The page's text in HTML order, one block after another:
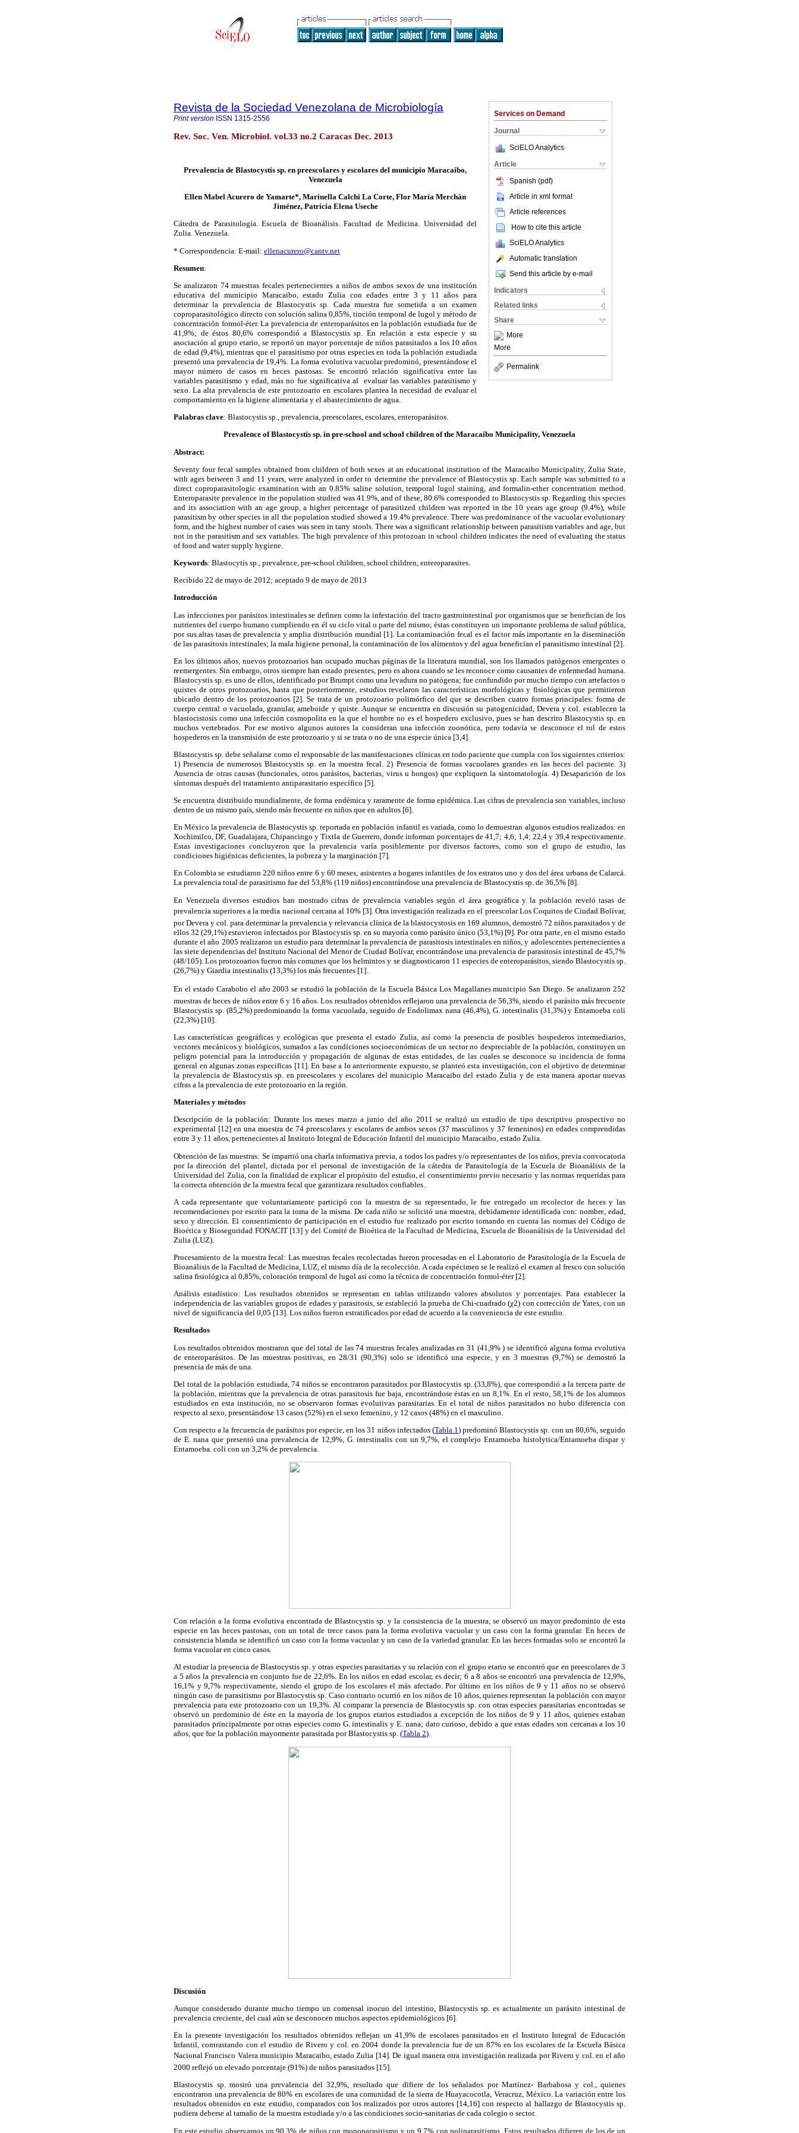
Services on Demand
Journal
SciELO Analytics
Article
Spanish (pdf)
Article in xml format
Article references
How to cite this article
SciELO Analytics
Automatic translation
Send this article by e-mail
Indicators
Related links
Share
More
More
Permalink
Revista de la Sociedad Venezolana de Microbiología
Print version ISSN 1315-2556
Rev. Soc. Ven. Microbiol. vol.33 no.2 Caracas Dec. 2013
Prevalencia de Blastocystis sp. en preescolares y escolares del municipio Maracaibo,
Venezuela
Ellen Mabel Acurero de Yamarte*, Marinella Calchi La Corte, Flor María Merchán
Jiménez, Patricia Elena Useche
Cátedra de Parasitología. Escuela de Bioanálisis. Facultad de Medicina. Universidad del
Zulia. Venezuela.
* Correspondencia: E-mail: ellenacurero@cantv.net
Resumen:
Se analizaron 74 muestras fecales pertenecientes a niños de ambos sexos de una institución
educativa del municipio Maracaibo, estado Zulia con edades entre 3 y 11 años para
determinar la prevalencia de Blastocystis sp. Cada muestra fue sometida a un examen
coproparasitológico directo con solución salina 0,85%, tinción temporal de lugol y método de
concentración formol-éter. La prevalencia de enteroparásitos en la población estudiada fue de
41,9%; de éstos 80,6% correspondió a Blastocystis sp. En relación a esta especie y su
asociación al grupo etario, se reportó un mayor porcentaje de niños parasitados a los 10 años
de edad (9,4%), mientras que el parasitismo por otras especies en toda la población estudiada
presentó una prevalencia de 19,4%. La forma evolutiva vacuolar predominó, presentándose el
mayor número de casos en heces pastosas. Se encontró relación significativa entre las
variables parasitismo y edad, más no fue significativa al evaluar las variables parasitismo y
sexo. La alta prevalencia de este protozoario en escolares plantea la necesidad de evaluar el
comportamiento en la higiene alimentaria y el abastecimiento de agua.
Palabras clave: Blastocystis sp., prevalencia, preescolares, escolares, enteroparásitos.
Prevalence of Blastocystis sp. in pre-school and school children of the Maracaibo Municipality, Venezuela
Abstract:
Seventy four fecal samples obtained from children of both sexes at an educational institution of the Maracaibo Municipality, Zulia State,
with ages between 3 and 11 years, were analyzed in order to determine the prevalence of Blastocystis sp. Each sample was submitted to a
direct coproparasitologic examination with an 0.85% saline solution, temporal lugol staining, and formalin-ether concentration method.
Enteroparasite prevalence in the population studied was 41.9%, and of these, 80.6% corresponded to Blastocystis sp. Regarding this species
and its association with an age group, a higher percentage of parasitized children was reported in the 10 years age group (9.4%), while
parasitism by other species in all the population studied showed a 19.4% prevalence. There was predominance of the vacuolar evolutionary
form, and the highest number of cases was seen in tarry stools. There was a significant relationship between parasitism variables and age, but
not in the parasitism and sex variables. The high prevalence of this protozoan in school children indicates the need of evaluating the status
of food and water supply hygiene.
Keywords: Blastocytis sp., prevalence, pre-school children, school children, enteroparasites.
Recibido 22 de mayo de 2012; aceptado 9 de mayo de 2013
Introducción
Las infecciones por parásitos intestinales se definen como la infestación del tracto gastrointestinal por organismos que se benefician de los
nutrientes del cuerpo humano cumpliendo en él su ciclo vital o parte del mismo; éstas constituyen un importante problema de salud pública,
por sus altas tasas de prevalencia y amplia distribución mundial [1]. La contaminación fecal es el factor más importante en la diseminación
de las parasitosis intestinales; la mala higiene personal, la contaminación de los alimentos y del agua benefician el parasitismo intestinal [2].
En los últimos años, nuevos protozoarios han ocupado muchas páginas de la literatura mundial, son los llamados patógenos emergentes o
reemergentes. Sin embargo, otros siempre han estado presentes, pero es ahora cuando se les reconoce como causantes de enfermedad humana.
Blastocystis sp. es uno de ellos, identificado por Brumpt como una levadura no patógena; fue confundido por mucho tiempo con artefactos o
quistes de otros protozoarios, hasta que posteriormente, estudios revelaron las características morfológicas y fisiológicas que permitieron
ubicarlo dentro de los protozoarios [2]. Se trata de un protozoario polimórfico del que se describen cuatro formas principales: forma de
cuerpo central o vacuolada, granular, ameboide y quiste. Aunque se encuentra en discusión su patogenicidad, Devera y col. establecen la
blastocistosis como una infección cosmopolita en la que el hombre no es el hospedero exclusivo, pues se han descrito Blastocystis sp. en
muchos vertebrados. Por ese motivo algunos autores la consideran una infección zoonótica, pero todavía se desconoce el rol de estos
hospederos en la transmisión de este protozoario y si se trata o no de una especie única [3,4].
Blastocystis sp. debe señalarse como el responsable de las manifestaciones clínicas en todo paciente que cumpla con los siguientes criterios:
1) Presencia de numerosos Blastocystis sp. en la muestra fecal. 2) Presencia de formas vacuolares grandes en las heces del paciente. 3)
Ausencia de otras causas (funcionales, otros parásitos, bacterias, virus u hongos) que expliquen la sintomatología. 4) Desaparición de los
síntomas después del tratamiento antiparasitario específico [5].
Se encuentra distribuido mundialmente, de forma endémica y raramente de forma epidémica. Las cifras de prevalencia son variables, incluso
dentro de un mismo país, siendo más frecuente en niños que en adultos [6].
En México la prevalencia de Blastocystis sp. reportada en población infantil es variada, como lo demuestran algunos estudios realizados: en
Xochimilco, DF, Guadalajara, Chipancingo y Tixtla de Guerrero, donde informan porcentajes de 41,7; 4,6; 1,4; 22,4 y 39,4 respectivamente.
Estas investigaciones concluyeron que la prevalencia varía posiblemente por diversos factores, como son el grupo de estudio, las
condiciones higiénicas deficientes, la pobreza y la marginación [7].
En Colombia se estudiaron 220 niños entre 6 y 60 meses, asistentes a hogares infantiles de los estratos uno y dos del área urbana de Calarcá.
La prevalencia total de parasitismo fue del 53,8% (119 niños) encontrándose una prevalencia de Blastocystis sp. de 36,5% [8].
En Venezuela diversos estudios han mostrado cifras de prevalencia variables según el área geográfica y la población reveló tasas de
prevalencia superiores a la media nacional cercana al 10% [3]. Otra investigación realizada en el preescolar Los Coquitos de Ciudad Bolívar,
por Devera y col. para determinar la prevalencia y relevancia clínica de la blastocystosis en 169 alumnos, demostró 72 niños parasitados y de
ellos 32 (29,1%) estuvieron infectados por Blastocystis sp. en su mayoría como parásito único (53,1%) [9]. Por otra parte, en el mismo estado
durante el año 2005 realizaron un estudio para determinar la prevalencia de parasitosis intestinales en niños, y adolescentes pertenecientes a
las siete dependencias del Instituto Nacional del Menor de Ciudad Bolívar, encontrándose una prevalencia de parasitosis intestinal de 45,7%
(48/105). Los protozoarios fueron más comunes que los helmintos y se diagnosticaron 11 especies de enteroparásitos, siendo Blastocystis sp.
(26,7%) y Giardia intestinalis (13,3%) los más frecuentes [1].
En el estado Carabobo el año 2003 se estudió la población de la Escuela Básica Los Magallanes municipio San Diego. Se analizaron 252
muestras de heces de niños entre 6 y 16 años. Los resultados obtenidos reflejaron una prevalencia de 56,3%, siendo el parásito más frecuente
Blastocystis sp. (85,2%) predominando la forma vacuolada, seguido de Endolimax nana (46,4%), G. intestinalis (31,3%) y Entamoeba coli
(22,3%) [10].
Las características geográficas y ecológicas que presenta el estado Zulia, así como la presencia de posibles hospederos intermediarios,
vectores mecánicos y biológicos, sumados a las condiciones socioeconómicas de un sector no despreciable de la población, constituyen un
peligro potencial para la introducción y propagación de algunas de estas entidades, de las cuales se desconoce su incidencia de forma
general en algunas zonas especificas [11]. En base a lo anteriormente expuesto, se planteó esta investigación, con el objetivo de determinar
la prevalencia de Blastocystis sp. en preescolares y escolares del municipio Maracaibo del estado Zulia y de esta manera aportar nuevas
cifras a la prevalencia de este protozoario en la región.
Materiales y métodos
Descripción de la población: Durante los meses marzo a junio del año 2011 se realizó un estudio de tipo descriptivo prospectivo no
experimental [12] en una muestra de 74 preescolares y escolares de ambos sexos (37 masculinos y 37 femeninos) en edades comprendidas
entre 3 y 11 años, pertenecientes al Instituto Integral de Educación Infantil del municipio Maracaibo, estado Zulia.
Obtención de las muestras: Se impartió una charla informativa previa, a todos los padres y/o representantes de los niños, previa convocatoria
por la dirección del plantel, dictada por el personal de investigación de la cátedra de Parasitología de la Escuela de Bioanálisis de la
Universidad del Zulia, con la finalidad de explicar el propósito del estudio, el consentimiento previo necesario y las normas requeridas para
la correcta obtención de la muestra fecal que garantizara resultados confiables.
A cada representante que voluntariamente participó con la muestra de su representado, le fue entregado un recolector de heces y las
recomendaciones por escrito para la toma de la misma. De cada niño se solicitó una muestra, debidamente identificada con: nombre, edad,
sexo y dirección. El consentimiento de participación en el estudio fue realizado por escrito tomando en cuenta las normas del Código de
Bioética y Bioseguridad FONACIT [13] y del Comité de Bioética de la Facultad de Medicina, Escuela de Bioanálisis de la Universidad del
Zulia (LUZ).
Procesamiento de la muestra fecal: Las muestras fecales recolectadas fueron procesadas en el Laboratorio de Parasitología de la Escuela de
Bioanálisis de la Facultad de Medicina, LUZ, el mismo día de la recolección. A cada espécimen se le realizó el examen al fresco con solución
salina fisiológica al 0,85%, coloración temporal de lugol así como la técnica de concentración formol-éter [2].
Análisis estadístico: Los resultados obtenidos se representan en tablas utilizando valores absolutos y porcentajes. Para establecer la
independencia de las variables grupos de edades y parasitosis, se estableció la prueba de Chi-cuadrado (χ2) con corrección de Yates, con un
nivel de significancia del 0,05 [13]. Los niños fueron estratificados por edad de acuerdo a la conveniencia de este estudio.
Resultados
Los resultados obtenidos mostraron que del total de las 74 muestras fecales analizadas en 31 (41,9% ) se identificó alguna forma evolutiva
de enteroparásitos. De las muestras positivas, en 28/31 (90,3%) solo se identificó una especie, y en 3 muestras (9,7%) se demostró la
presencia de más de una.
Del total de la población estudiada, 74 niños se encontraron parasitados por Blastocystis sp. (33,8%), que correspondió a la tercera parte de
la población, mientras que la prevalencia de otras parasitosis fue baja, encontrándose éstas en un 8,1%. En el resto, 58,1% de los alumnos
estudiados en esta institución, no se observaron formas evolutivas parasitarias. En el total de niños parasitados no hubo diferencia con
respecto al sexo, presentándose 13 casos (52%) en el sexo femenino, y 12 casos (48%) en el masculino.
Con respecto a la frecuencia de parásitos por especie, en los 31 niños infectados (Tabla 1) predominó Blastocystis sp. con un 80,6%, seguido
de E. nana que presentó una prevalencia de 12,9%, G. intestinalis con un 9,7%, el complejo Entamoeba histolytica/Entamoeba dispar y
Entamoeba. coli con un 3,2% de prevalencia.
Con relación a la forma evolutiva encontrada de Blastocystis sp. y la consistencia de la muestra, se observó un mayor predominio de esta
especie en las heces pastosas, con un total de trece casos para la forma evolutiva vacuolar y un caso con la forma granular. En heces de
consistencia blanda se identificó un caso con la forma vacuolar y un caso de la variedad granular. En las heces formadas solo se encontró la
forma vacuolar en cinco casos.
Al estudiar la presencia de Blastocystis sp. y otras especies parasitarias y su relación con el grupo etario se encontró que en preescolares de 3
a 5 años la prevalencia en conjunto fue de 22,6%. En los niños en edad escolar, es decir; 6 a 8 años se encontró una prevalencia de 12,9%,
16,1% y 9,7% respectivamente, siendo el grupo de los escolares el más afectado. Por último en los niños de 9 y 11 años no se observó
ningún caso de parasitismo por Blastocystis sp. Caso contrario ocurrió en los niños de 10 años, quienes representan la población con mayor
prevalencia para este protozoario con un 19,3%. Al comparar la presencia de Blastocystis sp. con otras especies parasitarias encontradas se
observó un predominio de éste en la mayoría de los grupos etarios estudiados a excepción de los niños de 9 y 11 años, quienes estaban
parasitados principalmente por otras especies como G. intestinalis y E. nana; dato curioso, debido a que estas edades son cercanas a los 10
años, que fue la población mayormente parasitada por Blastocystis sp. (Tabla 2).
Discusión
Aunque considerado durante mucho tiempo un comensal inocuo del intestino, Blastocystis sp. es actualmente un parásito intestinal de
prevalencia creciente, del cual aún se desconocen muchos aspectos epidemiológicos [6].
En la presente investigación los resultados obtenidos reflejan un 41,9% de escolares parasitados en el Instituto Integral de Educación
Infantil, contrastando con el estudio de Rivero y col. en 2004 donde la prevalencia fue de un 87% en los escolares de la Escuela Básica
Nacional Francisco Valera municipio Maracaibo, estado Zulia [14]. De igual manera otra investigación realizada por Rivero y col. en el año
2000 reflejó un elevado porcentaje (91%) de niños parasitados [15].
Blastocystis sp. mostró una prevalencia del 32,9%, resultado que difiere de los señalados por Martínez- Barbabosa y col., quienes
encontraron una prevalencia de 80% en escolares de una comunidad de la sierra de Huayacocotla, Veracruz, México. La variación entre los
resultados obtenidos en este estudio, comparados con los realizados por otros autores [14,16] con respecto al hallazgo de Blastocystis sp.
pudiera deberse al tamaño de la muestra estudiada y/o a las condiciones socio-sanitarias de cada colegio o sector.
En este estudio observamos un 90,3% de niños con monoparasitismo y un 9,7% con poliparasitismo. Estos resultados difieren de los de un